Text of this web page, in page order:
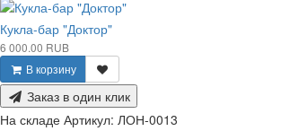
Кукла-бар "Доктор"
6 000.00 RUB
В корзину
Заказ в один клик
На складе Артикул: ЛОН-0013